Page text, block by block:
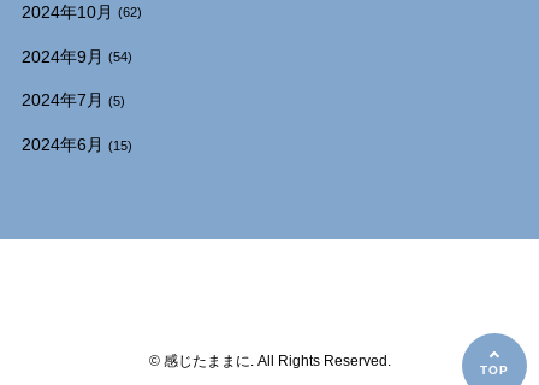
2024年10月 (62)
2024年9月 (54)
2024年7月 (5)
2024年6月 (15)
© 感じたままに. All Rights Reserved.